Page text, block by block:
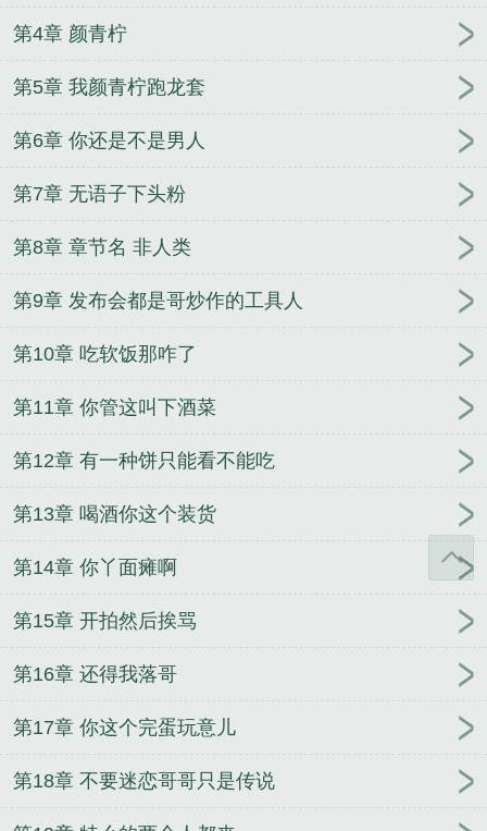
第4章 颜青柠
第5章 我颜青柠跑龙套
第6章 你还是不是男人
第7章 无语子下头粉
第8章 章节名 非人类
第9章 发布会都是哥炒作的工具人
第10章 吃软饭那咋了
第11章 你管这叫下酒菜
第12章 有一种饼只能看不能吃
第13章 喝酒你这个装货
第14章 你丫面瘫啊
第15章 开拍然后挨骂
第16章 还得我落哥
第17章 你这个完蛋玩意儿
第18章 不要迷恋哥哥只是传说